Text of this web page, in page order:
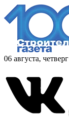
06 августа, четверг